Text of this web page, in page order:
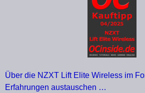
Über die NZXT Lift Elite Wireless im
Erfahrungen austauschen …